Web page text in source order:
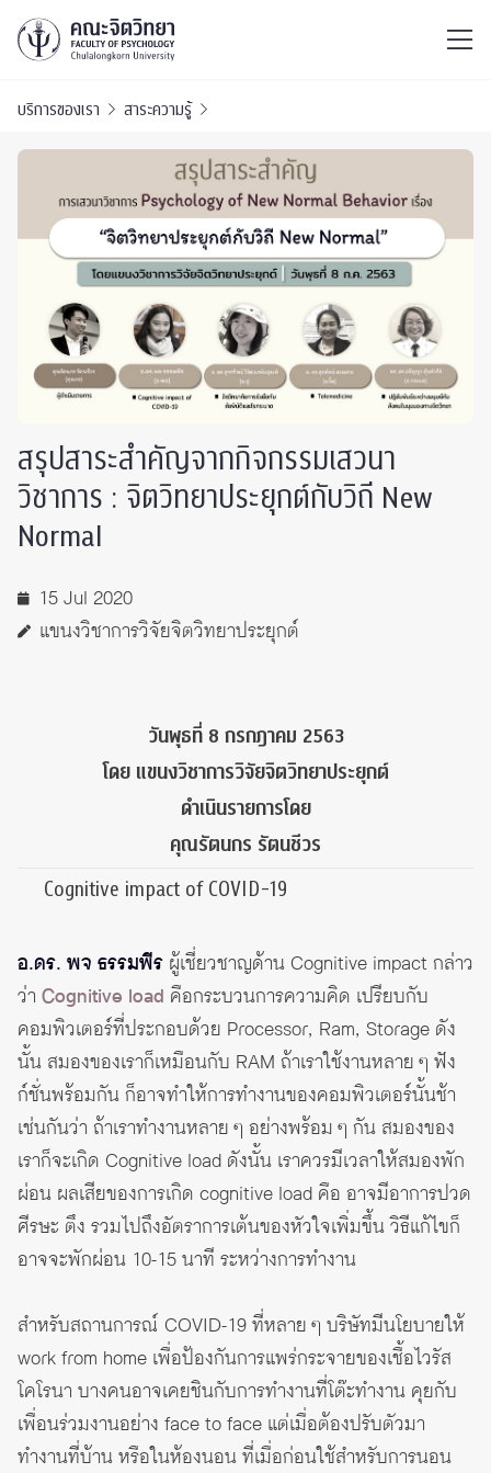
บริการของเรา สาระความรู้
สรุปสาระสำคัญจากกิจกรรมเสวนา
วิชาการ : จิตวิทยาประยุกต์กับวิถี New
Normal
15 Jul 2020
แขนงวิชาการวิจัยจิตวิทยาประยุกต์
วันพุธที่ 8 กรกฎาคม 2563
โดย แขนงวิชาการวิจัยจิตวิทยาประยุกต์
ดำเนินรายการโดย
คุณรัตนกร รัตนชีวร
Cognitive impact of COVID-19
อ.ดร. พจ ธรรมพีร ผู้เชี่ยวชาญด้าน Cognitive impact กล่าว
ว่า Cognitive load คือกระบวนการความคิด เปรียบกับ
คอมพิวเตอร์ที่ประกอบด้วย Processor, Ram, Storage ดัง
นั้น สมองของเราก็เหมือนกับ RAM ถ้าเราใช้งานหลาย ๆ ฟัง
ก์ชั่นพร้อมกัน ก็อาจทำให้การทำงานของคอมพิวเตอร์นั้นช้า
เช่นกันว่า ถ้าเราทำงานหลาย ๆ อย่างพร้อม ๆ กัน สมองของ
เราก็จะเกิด Cognitive load ดังนั้น เราควรมีเวลาให้สมองพัก
ผ่อน ผลเสียของการเกิด cognitive load คือ อาจมีอาการปวด
ศีรษะ ตึง รวมไปถึงอัตราการเต้นของหัวใจเพิ่มขึ้น วิธีแก้ไขก็
อาจจะพักผ่อน 10-15 นาที ระหว่างการทำงาน
สำหรับสถานการณ์ COVID-19 ที่หลาย ๆ บริษัทมีนโยบายให้
work from home เพื่อป้องกันการแพร่กระจายของเชื้อไวรัส
โคโรนา บางคนอาจเคยชินกับการทำงานที่โต๊ะทำงาน คุยกับ
เพื่อนร่วมงานอย่าง face to face แต่เมื่อต้องปรับตัวมา
ทำงานที่บ้าน หรือในห้องนอน ที่เมื่อก่อนใช้สำหรับการนอน